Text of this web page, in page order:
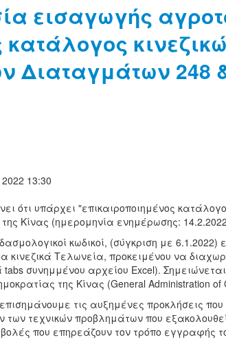
εισαγωγής
κατάλογος
Διαταγμάτων 248
13:30
ότι υπάρχει "επικαιροποιημένος
της Κίνας (ημερομηνία ενημέρωσης:
κωδικοί, (σύγκριση με
κινεζικά Τελωνεία, προκειμένου να
συνημμένου αρχείου Excel).
της Κίνας (General Administration of
τις αυξημένες προκλήσεις
τεχνικών προβλημάτων που
που επηρεάζουν τον τρόπο